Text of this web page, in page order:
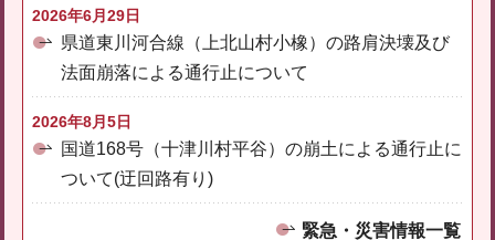
2026年6月29日
県道東川河合線（上北山村小橡）の路肩決壊及び
法面崩落による通行止について
2026年8月5日
国道168号（十津川村平谷）の崩土による通行止に
ついて(迂回路有り)
緊急・災害情報一覧